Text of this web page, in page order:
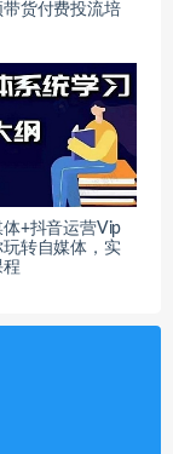
货付费投流培
+抖音运营Vip
转自媒体，实
程